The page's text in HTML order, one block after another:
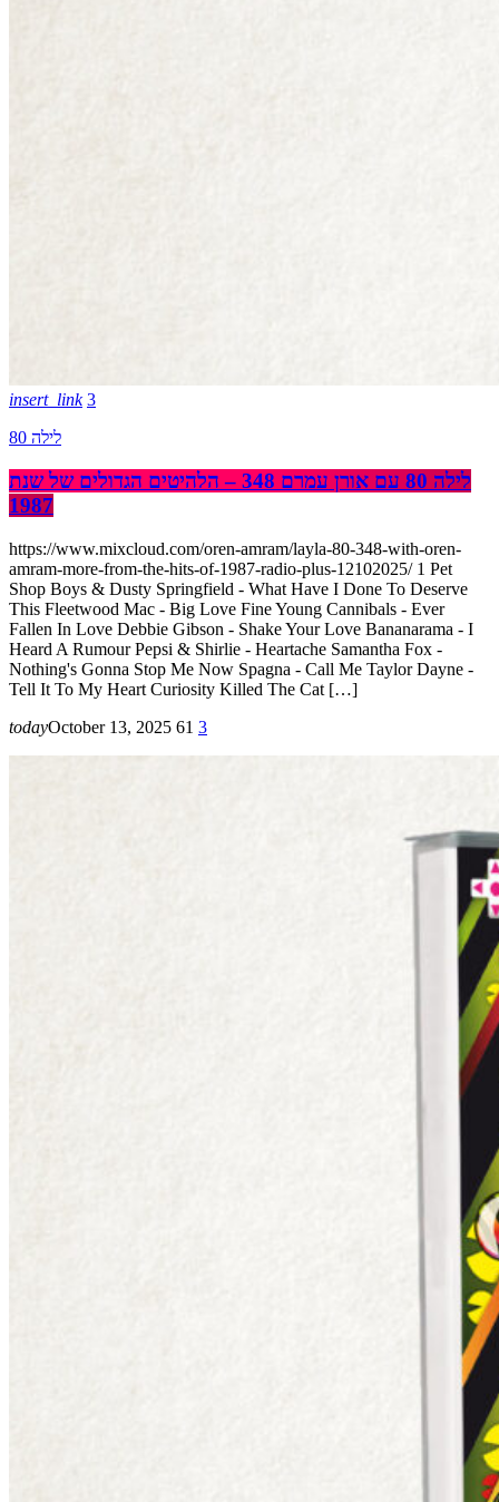
insert_link 3
לילה 80
לילה 80 עם אורן עמרם 348 – הלהיטים הגדולים של שנת
1987
https://www.mixcloud.com/oren-amram/layla-80-348-with-oren-
amram-more-from-the-hits-of-1987-radio-plus-12102025/ 1 Pet
Shop Boys & Dusty Springfield - What Have I Done To Deserve
This Fleetwood Mac - Big Love Fine Young Cannibals - Ever
Fallen In Love Debbie Gibson - Shake Your Love Bananarama - I
Heard A Rumour Pepsi & Shirlie - Heartache Samantha Fox -
Nothing's Gonna Stop Me Now Spagna - Call Me Taylor Dayne -
Tell It To My Heart Curiosity Killed The Cat […]
todayOctober 13, 2025 61 3